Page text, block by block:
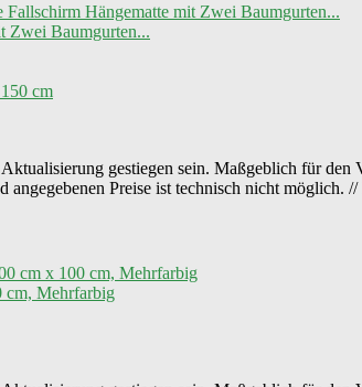
Zwei Baumgurten...
gestiegen sein. Maßgeblich für
angegebenen Preise ist technisch nicht
cm, Mehrfarbig